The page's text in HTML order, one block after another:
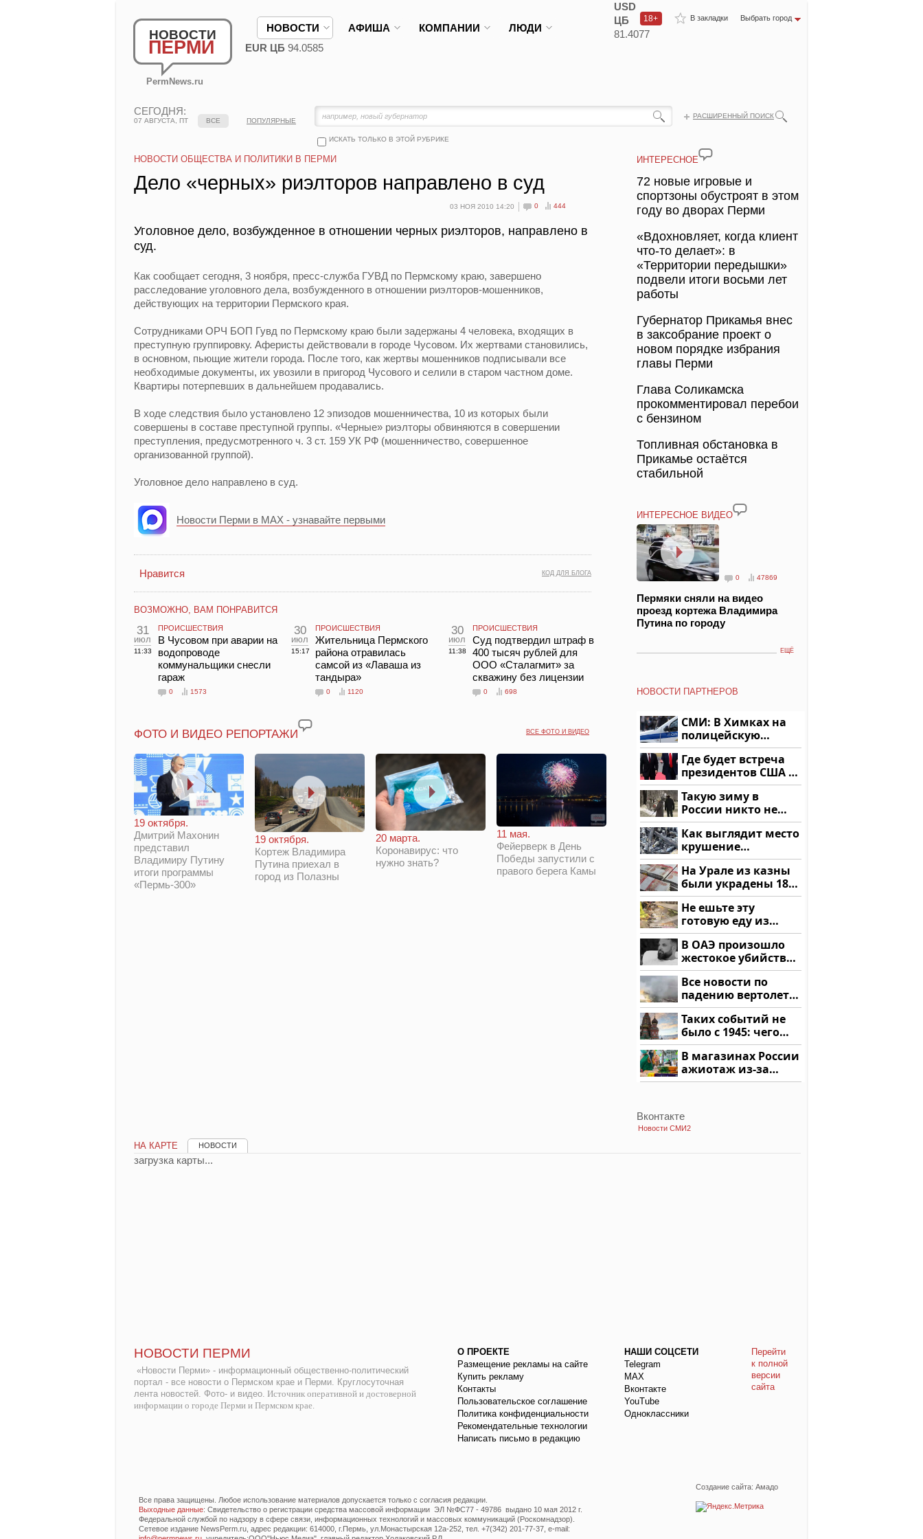
НОВОСТИ
ПЕРМИ
PermNews.ru
В закладки Выбрать город
18+
НОВОСТИ АФИША КОМПАНИИ ЛЮДИ
USD
ЦБ
81.4077
EUR ЦБ 94.0585
СЕГОДНЯ:
07 АВГУСТА, ПТ
РАСШИРЕННЫЙ ПОИСК
ИСКАТЬ ТОЛЬКО В ЭТОЙ РУБРИКЕ
ВСЕ ПОПУЛЯРНЫЕ
НОВОСТИ ОБЩЕСТВА И ПОЛИТИКИ В ПЕРМИ
Дело «черных» риэлторов направлено в суд
03 НОЯ 2010 14:20 0 444
Уголовное дело, возбужденное в отношении черных риэлторов, направлено в
суд.
Как сообщает сегодня, 3 ноября, пресс-служба ГУВД по Пермскому краю, завершено
расследование уголовного дела, возбужденного в отношении риэлторов-мошенников,
действующих на территории Пермского края.
Сотрудниками ОРЧ БОП Гувд по Пермскому краю были задержаны 4 человека, входящих в
преступную группировку. Аферисты действовали в городе Чусовом. Их жертвами становились,
в основном, пьющие жители города. После того, как жертвы мошенников подписывали все
необходимые документы, их увозили в пригород Чусового и селили в старом частном доме.
Квартиры потерпевших в дальнейшем продавались.
В ходе следствия было установлено 12 эпизодов мошенничества, 10 из которых были
совершены в составе преступной группы. «Черные» риэлторы обвиняются в совершении
преступления, предусмотренного ч. 3 ст. 159 УК РФ (мошенничество, совершенное
организованной группой).
Уголовное дело направлено в суд.
Новости Перми в MAX - узнавайте первыми
КОД ДЛЯ БЛОГА
Нравится
ВОЗМОЖНО, ВАМ ПОНРАВИТСЯ
31
июл
11:33
ПРОИСШЕСТВИЯ
В Чусовом при аварии на
водопроводе
коммунальщики снесли
гараж
0 1573
30
июл
15:17
ПРОИСШЕСТВИЯ
Жительница Пермского
района отравилась
самсой из «Лаваша из
тандыра»
0 1120
30
июл
11:38
ПРОИСШЕСТВИЯ
Суд подтвердил штраф в
400 тысяч рублей для
ООО «Сталагмит» за
скважину без лицензии
0 698
ВСЕ ФОТО И ВИДЕО
ФОТО И ВИДЕО РЕПОРТАЖИ
19 октября.
Дмитрий Махонин
представил
Владимиру Путину
итоги программы
«Пермь-300»
19 октября.
Кортеж Владимира
Путина приехал в
город из Полазны
20 марта.
Коронавирус: что
нужно знать?
11 мая.
Фейерверк в День
Победы запустили с
правого берега Камы
ИНТЕРЕСНОЕ
72 новые игровые и
спортзоны обустроят в этом
году во дворах Перми
«Вдохновляет, когда клиент
что-то делает»: в
«Территории передышки»
подвели итоги восьми лет
работы
Губернатор Прикамья внес
в заксобрание проект о
новом порядке избрания
главы Перми
Глава Соликамска
прокомментировал перебои
с бензином
Топливная обстановка в
Прикамье остаётся
стабильной
ИНТЕРЕСНОЕ ВИДЕО
0 47869
Пермяки сняли на видео
проезд кортежа Владимира
Путина по городу
ЕЩЁ
НОВОСТИ ПАРТНЕРОВ
СМИ: В Химках на
полицейскую
машину напали и
подожгли.
Где будет встреча
президентов США и
России: Европа?
Такую зиму в
России никто не
ждал: как так?!
Как выглядит место
крушение
вертолета на
Кавказе: смотреть
На Урале из казны
были украдены 18
миллионов рублей
Не ешьте эту
готовую еду из
магазина: список
В ОАЭ произошло
жестокое убийство
криптомиллионера
Все новости по
падению вертолета
на Кавказе: читать
здесь
Таких событий не
было с 1945: чего
ждать всем нам?
В магазинах России
ажиотаж из-за
этого продукта: что
Вконтакте
Новости СМИ2
НА КАРТЕ НОВОСТИ
загрузка карты...
НОВОСТИ ПЕРМИ
«Новости Перми» - информационный общественно-политический
портал - все новости о Пермском крае и Перми. Круглосуточная
лента новостей. Фото- и видео. Источник оперативной и достоверной
информации о городе Перми и Пермском крае.
О ПРОЕКТЕ
Размещение рекламы на сайте
Купить рекламу
Контакты
Пользовательское соглашение
Политика конфиденциальности
Рекомендательные технологии
Написать письмо в редакцию
НАШИ СОЦСЕТИ
Telegram
МАХ
Вконтакте
YouTube
Одноклассники
Перейти
к полной
версии
сайта
Создание сайта: Амадо
Все права защищены. Любое использование материалов допускается только с согласия редакции.
Выходные данные: Свидетельство о регистрации средства массовой информации ЭЛ №ФС77 - 49786 выдано 10 мая 2012 г.
Федеральной службой по надзору в сфере связи, информационных технологий и массовых коммуникаций (Роскомнадзор).
Сетевое издание NewsPerm.ru, адрес редакции: 614000, г.Пермь, ул.Монастырская 12а-252, тел. +7(342) 201-77-37, e-mail: